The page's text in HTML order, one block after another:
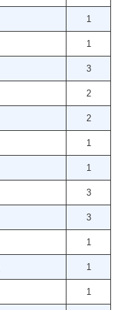
1
1
3
2
2
1
1
3
3
1
1
1